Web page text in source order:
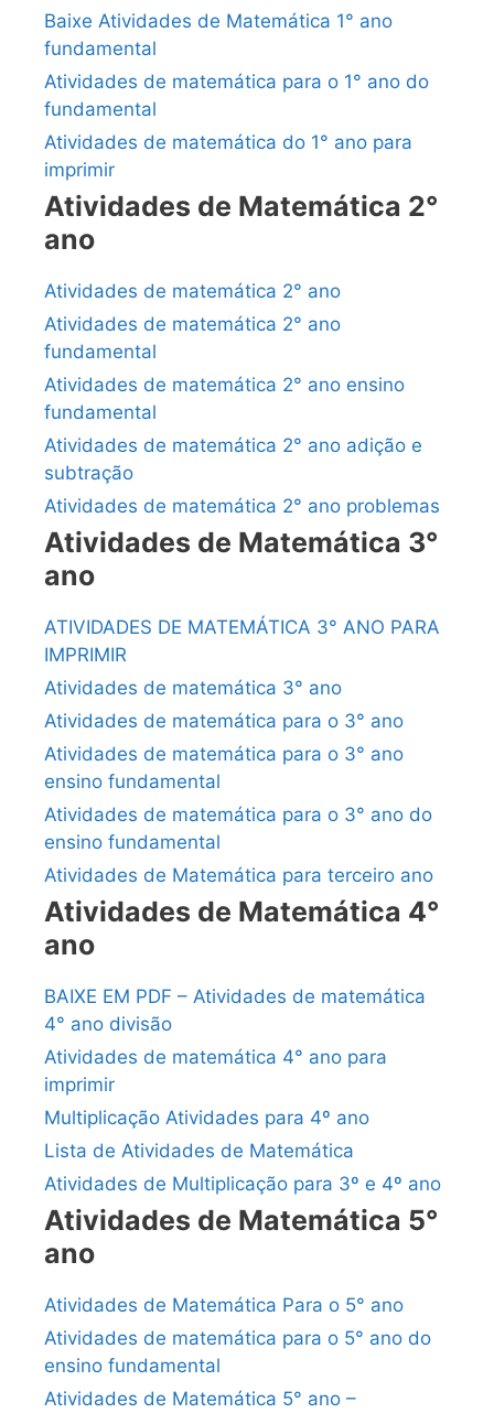
Baixe Atividades de Matemática 1° ano
fundamental
Atividades de matemática para o 1° ano do
fundamental
Atividades de matemática do 1° ano para
imprimir
Atividades de Matemática 2°
ano
Atividades de matemática 2° ano
Atividades de matemática 2° ano
fundamental
Atividades de matemática 2° ano ensino
fundamental
Atividades de matemática 2° ano adição e
subtração
Atividades de matemática 2° ano problemas
Atividades de Matemática 3°
ano
ATIVIDADES DE MATEMÁTICA 3° ANO PARA
IMPRIMIR
Atividades de matemática 3° ano
Atividades de matemática para o 3° ano
Atividades de matemática para o 3° ano
ensino fundamental
Atividades de matemática para o 3° ano do
ensino fundamental
Atividades de Matemática para terceiro ano
Atividades de Matemática 4°
ano
BAIXE EM PDF – Atividades de matemática
4° ano divisão
Atividades de matemática 4° ano para
imprimir
Multiplicação Atividades para 4º ano
Lista de Atividades de Matemática
Atividades de Multiplicação para 3º e 4º ano
Atividades de Matemática 5°
ano
Atividades de Matemática Para o 5° ano
Atividades de matemática para o 5° ano do
ensino fundamental
Atividades de Matemática 5° ano –